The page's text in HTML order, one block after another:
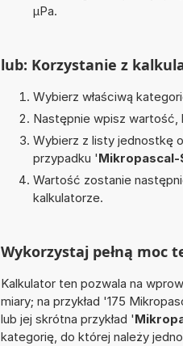
µPa.
lub: Korzystanie z
Wybierz właściwą
Następnie wpisz
Wybierz z listy jednostkę
przypadku 'Mikropascal-
Wartość zostanie
kalkulatorze.
Wykorzystaj pełną moc
Kalkulator ten pozwala na
miary; na przykład '175
lub jej skrótna przykład '
kategorię, do której należy